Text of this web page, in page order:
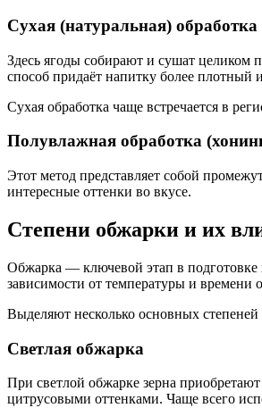
Сухая (натуральная) обработка
Здесь ягоды собирают и сушат целиком
способ придаёт напитку более плотный
Сухая обработка чаще встречается в
Полувлажная обработка
Этот метод представляет собой
интересные оттенки во вкусе.
Степени обжарки и их
Обжарка — ключевой этап в подготовке
зависимости от температуры и времени
Выделяют несколько основных
Светлая обжарка
При светлой обжарке зерна
цитрусовыми оттенками. Чаще всего